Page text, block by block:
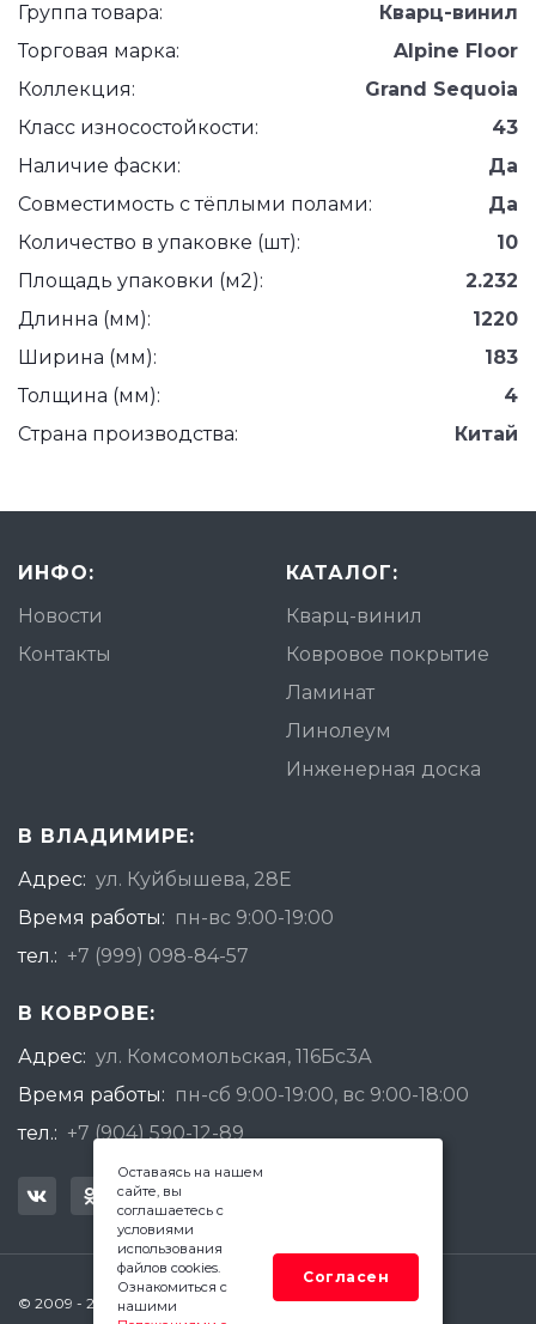
Группа товара:
Кварц-винил
Торговая марка:
Alpine Floor
Коллекция:
Grand Sequoia
Класс износостойкости:
43
Наличие фаски:
Да
Совместимость с тёплыми полами:
Да
Количество в упаковке (шт):
10
Площадь упаковки (м2):
2.232
Длинна (мм):
1220
Ширина (мм):
183
Толщина (мм):
4
Страна производства:
Китай
ИНФО:
Новости
Контакты
КАТАЛОГ:
Кварц-винил
Ковровое покрытие
Ламинат
Линолеум
Инженерная доска
В ВЛАДИМИРЕ:
Адрес: ул. Куйбышева, 28Е
Время работы: пн-вс 9:00-19:00
тел.: +7 (999) 098-84-57
В КОВРОВЕ:
Адрес: ул. Комсомольская, 116Бс3А
Время работы: пн-сб 9:00-19:00, вс 9:00-18:00
тел.: +7 (904) 590-12-89
© 2009 - 2026 Квадратный Метр - Ковров
Оставаясь на нашем
сайте, вы
соглашаетесь с
условиями
использования
файлов cookies.
Ознакомиться с
нашими
Согласен